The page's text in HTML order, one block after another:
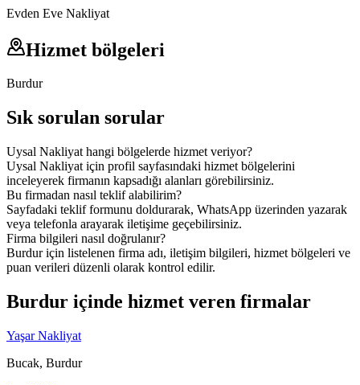
Evden Eve Nakliyat
Hizmet bölgeleri
Burdur
Sık sorulan sorular
Uysal Nakliyat hangi bölgelerde hizmet veriyor?
Uysal Nakliyat için profil sayfasındaki hizmet bölgelerini
inceleyerek firmanın kapsadığı alanları görebilirsiniz.
Bu firmadan nasıl teklif alabilirim?
Sayfadaki teklif formunu doldurarak, WhatsApp üzerinden yazarak
veya telefonla arayarak iletişime geçebilirsiniz.
Firma bilgileri nasıl doğrulanır?
Burdur için listelenen firma adı, iletişim bilgileri, hizmet bölgeleri ve
puan verileri düzenli olarak kontrol edilir.
Burdur içinde hizmet veren firmalar
Yaşar Nakliyat
Bucak, Burdur